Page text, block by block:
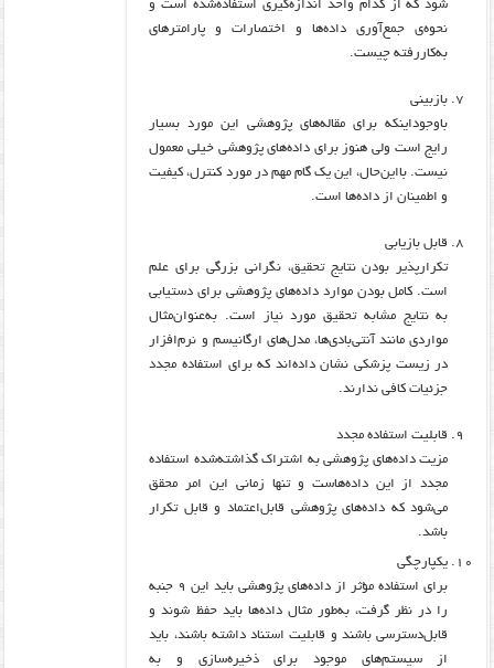
شود که از کدام واحد اندازه‌گیری استفاده‌شده است و
نحوه‌ی جمع‌آوری داده‌ها و اختصارات و پارامترهای
به‌کاررفته چیست.
بازبینی
باوجوداینکه برای مقاله‌های پژوهشی این مورد بسیار
رایج است ولی هنوز برای داده‌های پژوهشی خیلی معمول
نیست. بااین‌حال، این یک گام مهم در مورد کنترل، کیفیت
و اطمینان از داده‌ها است.
قابل بازیابی
تکرارپذیر بودن نتایج تحقیق، نگرانی بزرگی برای علم
است. کامل بودن موارد داده‌های پژوهشی برای دستیابی
به نتایج مشابه تحقیق مورد نیاز است. به‌عنوان‌مثال
مواردی مانند آنتی‌بادی‌ها، مدل‌های ارگانیسم و نرم‌افزار
در زیست پزشکی نشان داده‌اند که برای استفاده مجدد
جزئیات کافی ندارند.
قابلیت استفاده مجدد
مزیت داده‌های پژوهشی به اشتراک گذاشته‌شده استفاده
مجدد از این داده‌هاست و تنها زمانی این امر محقق
می‌شود که داده‌های پژوهشی قابل‌اعتماد و قابل تکرار
باشد.
یکپارچگی
برای استفاده مؤثر از داده‌های پژوهشی باید این ۹ جنبه
را در نظر گرفت، به‌طور مثال داده‌ها باید حفظ شوند و
قابل‌دسترسی باشند و قابلیت استناد داشته باشند، باید
از سیستم‌های موجود برای ذخیره‌سازی و به